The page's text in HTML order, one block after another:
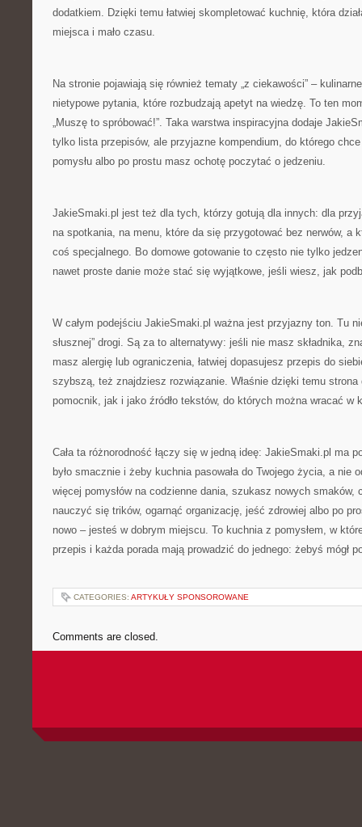
dodatkiem. Dzięki temu łatwiej skompletować kuchnię, która
miejsca i mało czasu.
Na stronie pojawiają się również tematy „z ciekawości” –
nietypowe pytania, które rozbudzają apetyt na wiedzę. To ten
„Muszę to spróbować!”. Taka warstwa inspiracyjna dodaje
tylko lista przepisów, ale przyjazne kompendium, do którego
pomysłu albo po prostu masz ochotę poczytać o jedzeniu.
JakieSmaki.pl jest też dla tych, którzy gotują dla innych: dla
na spotkania, na menu, które da się przygotować bez nerwów, a
coś specjalnego. Bo domowe gotowanie to często nie tylko
nawet proste danie może stać się wyjątkowe, jeśli wiesz, jak
W całym podejściu JakieSmaki.pl ważna jest przyjazny ton. Tu
słusznej” drogi. Są za to alternatywy: jeśli nie masz składnika,
masz alergię lub ograniczenia, łatwiej dopasujesz przepis do
szybszą, też znajdziesz rozwiązanie. Właśnie dzięki temu strona
pomocnik, jak i jako źródło tekstów, do których można wracać w
Cała ta różnorodność łączy się w jedną ideę: JakieSmaki.pl ma
było smacznie i żeby kuchnia pasowała do Twojego życia, a nie
więcej pomysłów na codzienne dania, szukasz nowych
nauczyć się trików, ogarnąć organizację, jeść zdrowiej albo po
nowo – jesteś w dobrym miejscu. To kuchnia z pomysłem, w
przepis i każda porada mają prowadzić do jednego: żebyś mógł
CATEGORIES: ARTYKUŁY SPONSOROWANE
Comments are closed.